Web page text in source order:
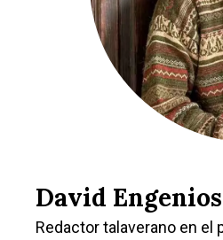
David Engenios
Redactor talaverano en el